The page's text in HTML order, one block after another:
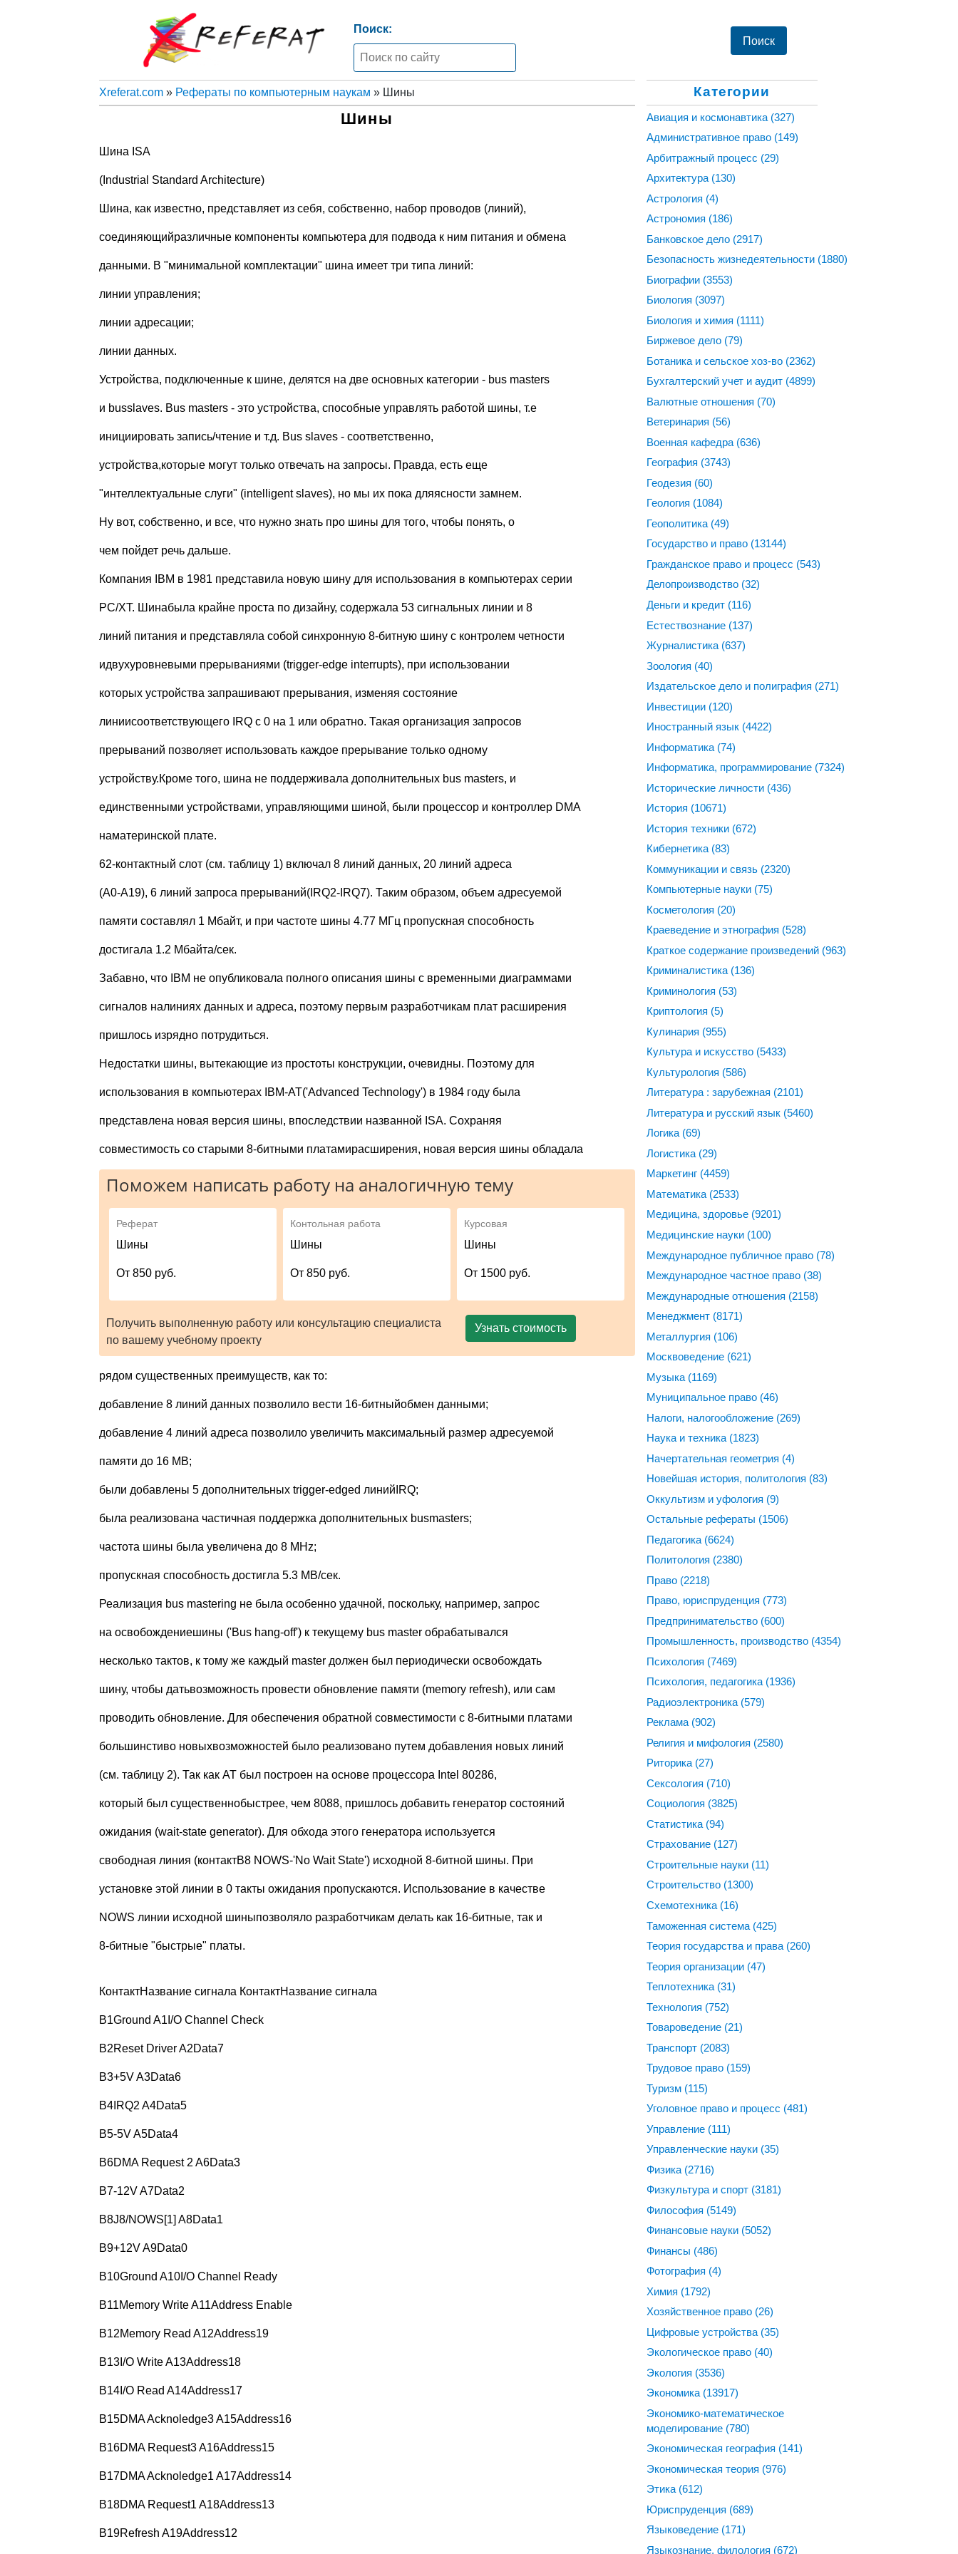
Поиск:
Xreferat.com» Рефераты по компьютерным наукам » Шины
Шины
Шина ISA
(Industrial Standard Architecture)
Шина, как известно, представляет из себя, собственно, набор проводов (линий),
соединяющийразличные компоненты компьютера для подвода к ним питания и обмена
данными. В "минимальной комплектации" шина имеет три типа линий:
линии управления;
линии адресации;
линии данных.
Устройства, подключенные к шине, делятся на две основных категории - bus masters
и busslaves. Bus masters - это устройства, способные управлять работой шины, т.е
инициировать запись/чтение и т.д. Bus slaves - соответственно,
устройства,которые могут только отвечать на запросы. Правда, есть еще
"интеллектуальные слуги" (intelligent slaves), но мы их пока дляясности замнем.
Ну вот, собственно, и все, что нужно знать про шины для того, чтобы понять, о
чем пойдет речь дальше.
Компания IBM в 1981 представила новую шину для использования в компьютерах серии
PC/XT. Шинабыла крайне проста по дизайну, содержала 53 сигнальных линии и 8
линий питания и представляла собой синхронную 8-битную шину с контролем четности
идвухуровневыми прерываниями (trigger-edge interrupts), при использовании
которых устройства запрашивают прерывания, изменяя состояние
линиисоответствующего IRQ с 0 на 1 или обратно. Такая организация запросов
прерываний позволяет использовать каждое прерывание только одному
устройству.Кроме того, шина не поддерживала дополнительных bus masters, и
единственными устройствами, управляющими шиной, были процессор и контроллер DMA
наматеринской плате.
62-контактный слот (см. таблицу 1) включал 8 линий данных, 20 линий адреса
(А0-А19), 6 линий запроса прерываний(IRQ2-IRQ7). Таким образом, объем адресуемой
памяти составлял 1 Мбайт, и при частоте шины 4.77 МГц пропускная способность
достигала 1.2 Мбайта/сек.
Забавно, что IBM не опубликовала полного описания шины с временными диаграммами
сигналов налиниях данных и адреса, поэтому первым разработчикам плат расширения
пришлось изрядно потрудиться.
Недостатки шины, вытекающие из простоты конструкции, очевидны. Поэтому для
использования в компьютерах IBM-AT('Advanced Technology') в 1984 году была
представлена новая версия шины, впоследствии названной ISA. Сохраняя
совместимость со старыми 8-битными платамирасширения, новая версия шины обладала
Поможем написать работу на аналогичную тему
Реферат
Шины
От 850 руб.
Контольная работа
Шины
От 850 руб.
Курсовая
Шины
От 1500 руб.
Получить выполненную работу или консультацию специалиста
по вашему учебному проекту
Узнать стоимость
рядом существенных преимуществ, как то:
добавление 8 линий данных позволило вести 16-битныйобмен данными;
добавление 4 линий адреса позволило увеличить максимальный размер адресуемой
памяти до 16 МВ;
были добавлены 5 дополнительных trigger-edged линийIRQ;
была реализована частичная поддержка дополнительных busmasters;
частота шины была увеличена до 8 MHz;
пропускная способность достигла 5.3 МВ/сек.
Реализация bus mastering не была особенно удачной, поскольку, например, запрос
на освобождениешины ('Bus hang-off') к текущему bus master обрабатывался
несколько тактов, к тому же каждый master должен был периодически освобождать
шину, чтобы датьвозможность провести обновление памяти (memory refresh), или сам
проводить обновление. Для обеспечения обратной совместимости с 8-битными платами
большинстиво новыхвозможностей было реализовано путем добавления новых линий
(см. таблицу 2). Так как АТ был построен на основе процессора Intel 80286,
который был существеннобыстрее, чем 8088, пришлось добавить генератор состояний
ожидания (wait-state generator). Для обхода этого генератора используется
свободная линия (контактВ8 NOWS-'No Wait State') исходной 8-битной шины. При
установке этой линии в 0 такты ожидания пропускаются. Использование в качестве
NOWS линии исходной шиныпозволяло разработчикам делать как 16-битные, так и
8-битные "быстрые" платы.
КонтактНазвание сигнала КонтактНазвание сигнала
B1Ground A1I/O Channel Check
B2Reset Driver A2Data7
B3+5V A3Data6
B4IRQ2 A4Data5
B5-5V A5Data4
B6DMA Request 2 A6Data3
B7-12V A7Data2
B8J8/NOWS[1] A8Data1
B9+12V A9Data0
B10Ground A10I/O Channel Ready
B11Memory Write A11Address Enable
B12Memory Read A12Address19
B13I/O Write A13Address18
B14I/O Read A14Address17
B15DMA Acknoledge3 A15Address16
B16DMA Request3 A16Address15
B17DMA Acknoledge1 A17Address14
B18DMA Request1 A18Address13
B19Refresh A19Address12
Категории
Авиация и космонавтика (327)
Административное право (149)
Арбитражный процесс (29)
Архитектура (130)
Астрология (4)
Астрономия (186)
Банковское дело (2917)
Безопасность жизнедеятельности (1880)
Биографии (3553)
Биология (3097)
Биология и химия (1111)
Биржевое дело (79)
Ботаника и сельское хоз-во (2362)
Бухгалтерский учет и аудит (4899)
Валютные отношения (70)
Ветеринария (56)
Военная кафедра (636)
География (3743)
Геодезия (60)
Геология (1084)
Геополитика (49)
Государство и право (13144)
Гражданское право и процесс (543)
Делопроизводство (32)
Деньги и кредит (116)
Естествознание (137)
Журналистика (637)
Зоология (40)
Издательское дело и полиграфия (271)
Инвестиции (120)
Иностранный язык (4422)
Информатика (74)
Информатика, программирование (7324)
Исторические личности (436)
История (10671)
История техники (672)
Кибернетика (83)
Коммуникации и связь (2320)
Компьютерные науки (75)
Косметология (20)
Краеведение и этнография (528)
Краткое содержание произведений (963)
Криминалистика (136)
Криминология (53)
Криптология (5)
Кулинария (955)
Культура и искусство (5433)
Культурология (586)
Литература : зарубежная (2101)
Литература и русский язык (5460)
Логика (69)
Логистика (29)
Маркетинг (4459)
Математика (2533)
Медицина, здоровье (9201)
Медицинские науки (100)
Международное публичное право (78)
Международное частное право (38)
Международные отношения (2158)
Менеджмент (8171)
Металлургия (106)
Москвоведение (621)
Музыка (1169)
Муниципальное право (46)
Налоги, налогообложение (269)
Наука и техника (1823)
Начертательная геометрия (4)
Новейшая история, политология (83)
Оккультизм и уфология (9)
Остальные рефераты (1506)
Педагогика (6624)
Политология (2380)
Право (2218)
Право, юриспруденция (773)
Предпринимательство (600)
Промышленность, производство (4354)
Психология (7469)
Психология, педагогика (1936)
Радиоэлектроника (579)
Реклама (902)
Религия и мифология (2580)
Риторика (27)
Сексология (710)
Социология (3825)
Статистика (94)
Страхование (127)
Строительные науки (11)
Строительство (1300)
Схемотехника (16)
Таможенная система (425)
Теория государства и права (260)
Теория организации (47)
Теплотехника (31)
Технология (752)
Товароведение (21)
Транспорт (2083)
Трудовое право (159)
Туризм (115)
Уголовное право и процесс (481)
Управление (111)
Управленческие науки (35)
Физика (2716)
Физкультура и спорт (3181)
Философия (5149)
Финансовые науки (5052)
Финансы (486)
Фотография (4)
Химия (1792)
Хозяйственное право (26)
Цифровые устройства (35)
Экологическое право (40)
Экология (3536)
Экономика (13917)
Экономико-математическое
моделирование (780)
Экономическая география (141)
Экономическая теория (976)
Этика (612)
Юриспруденция (689)
Языковедение (171)
Языкознание, филология (672)